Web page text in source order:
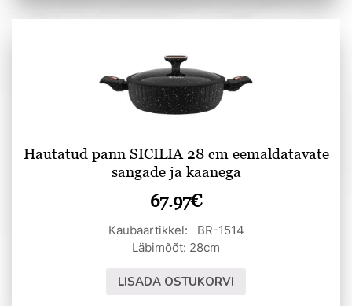
Hautatud pann SICILIA 28 cm eemaldatavate
sangade ja kaanega
67.97€
Kaubaartikkel: BR-1514
Läbimõõt: 28cm
LISADA OSTUKORVI